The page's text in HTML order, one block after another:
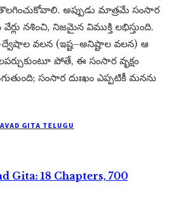
అప్పుడు మాత్రమే సంసార
నశించి, నిజమైన విముక్తి లభిస్తుంది.
వలన (ఇష్ట–అనిష్టాల వలన) ఆ
పోతే, ఈ సంసార వృక్షం
సంసార దుఃఖం ఎప్పటికీ మనను
GITA TELUGU
Gita: 18 Chapters, 700